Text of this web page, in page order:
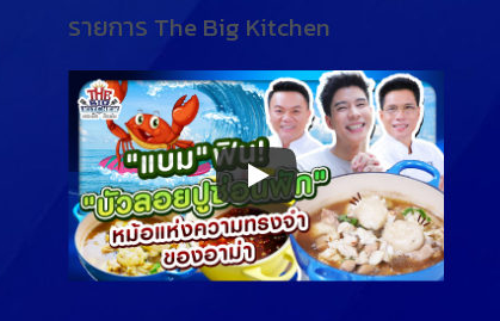
รายการ The Big Kitchen